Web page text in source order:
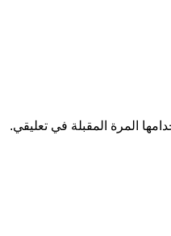
المرة المقبلة في تعليقي.